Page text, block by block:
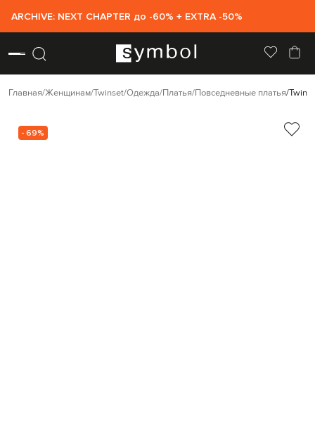
ARCHIVE: NEXT CHAPTER до -60% + EXTRA -50%
Главная Женщинам Twinset Одежда Платья Повседневные платья
- 69%